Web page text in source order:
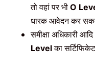
तो वहां पर भी O
धारक आवेदन कर
समीक्षा अधिकारी
Level का